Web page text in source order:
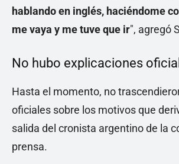
hablando en inglés, haciéndome
me vaya y me tuve que ir", agregó
No hubo explicaciones
Hasta el momento, no
oficiales sobre los motivos que
salida del cronista argentino de la
prensa.